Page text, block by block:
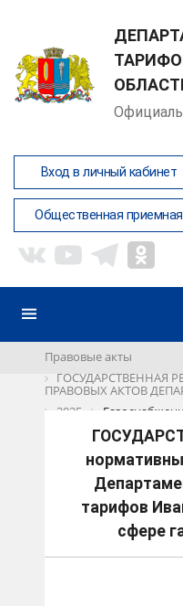
Вход в личный кабинет
Общественная приемная
Правовые акты
ГОСУДАРСТВЕННАЯ
ПРАВОВЫХ АКТОВ
2025
тарифов
сфере